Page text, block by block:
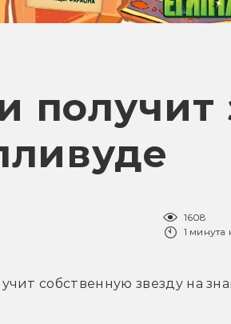
получит
1608
1 минута
собственную звезду на